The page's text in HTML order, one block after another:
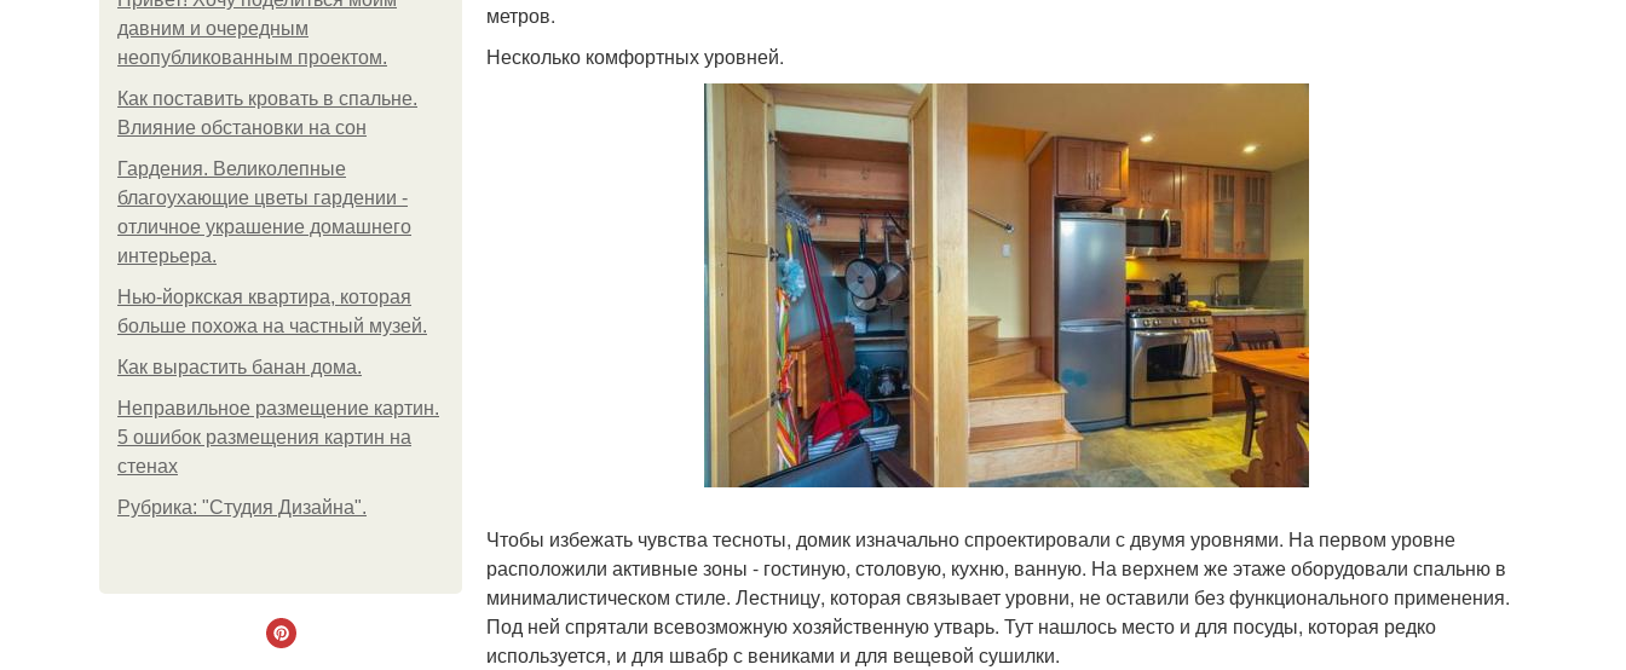
давним и очередным
неопубликованным проектом.
Как поставить кровать в спальне.
Влияние обстановки на сон
Гардения. Великолепные
благоухающие цветы гардении -
отличное украшение домашнего
интерьера.
Нью-йоркская квартира, которая
больше похожа на частный музей.
Как вырастить банан дома.
Неправильное размещение картин.
5 ошибок размещения картин на
стенах
Рубрика: "Студия Дизайна".
метров.
Несколько комфортных уровней.
Чтобы избежать чувства тесноты, домик изначально спроектировали с двумя уровнями. На первом уровне
расположили активные зоны - гостиную, столовую, кухню, ванную. На верхнем же этаже оборудовали спальню в
минималистическом стиле. Лестницу, которая связывает уровни, не оставили без функционального применения.
Под ней спрятали всевозможную хозяйственную утварь. Тут нашлось место и для посуды, которая редко
используется, и для швабр с вениками и для вещевой сушилки.